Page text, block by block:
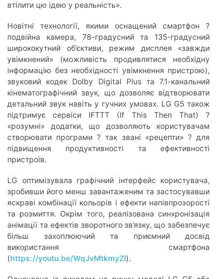
втілити цю ідею у реальність».
Новітні технології, якими оснащений смартфон ?
подвійна камера, 78-градусний та 135-градусний
ширококутний об’єктиви, режим дисплея «завжди
увімкнений» (можливість продивлятися необхідну
інформацію без необхідності увімкнення пристрою),
звуковий кодек Dolby Digital Plus та 7.1-канальний
кінематографічний звук, що дозволяє відтворювати
детальний звук навіть у гучних умовах. LG G5 також
підтримує сервіси IFTTT (If This Then That) ?
«розумні» додатки, що дозволяють користувачам
створювати програми ? так звані «рецепти» ? для
підвищення продуктивності та ефективності
пристроїв.
LG оптимізувала графічний інтерфейс користувача,
зробивши його менш завантаженим та застосувавши
яскраві комбінації кольорів і ефекти напівпрозорості
та розмиття. Окрім того, реалізована синхронізація
анімації та ефектів зворотного зв’язку, що забезпечує
більш захоплюючий та приємний досвід
використання смартфона
(https://youtu.be/WqJvMtkmyZI).